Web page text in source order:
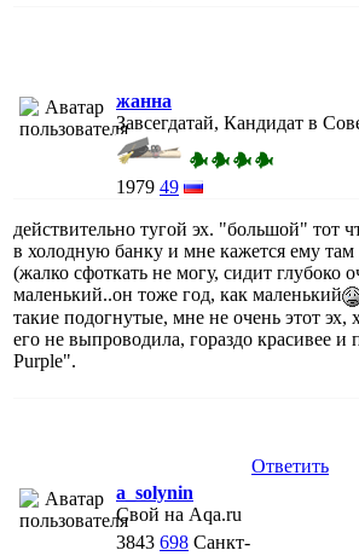
жанна
Завсегдатай, Кандидат в
1979 49
действительно тугой эх. "большой" тот
в холодную банку и мне кажется ему там
(жалко сфоткать не могу, сидит глубоко
маленький..он тоже год, как маленький
такие подогнутые, мне не очень этот эх,
его не выпроводила, гораздо красивее и
Purple".
Ответить
a_solynin
Свой на Aqa.ru
3843 698 Санкт-